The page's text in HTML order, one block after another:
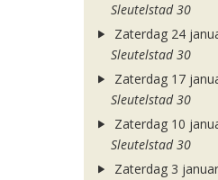
Sleutelstad 30
Zaterdag 24
Sleutelstad 30
Zaterdag 17
Sleutelstad 30
Zaterdag 10
Sleutelstad 30
Zaterdag 3